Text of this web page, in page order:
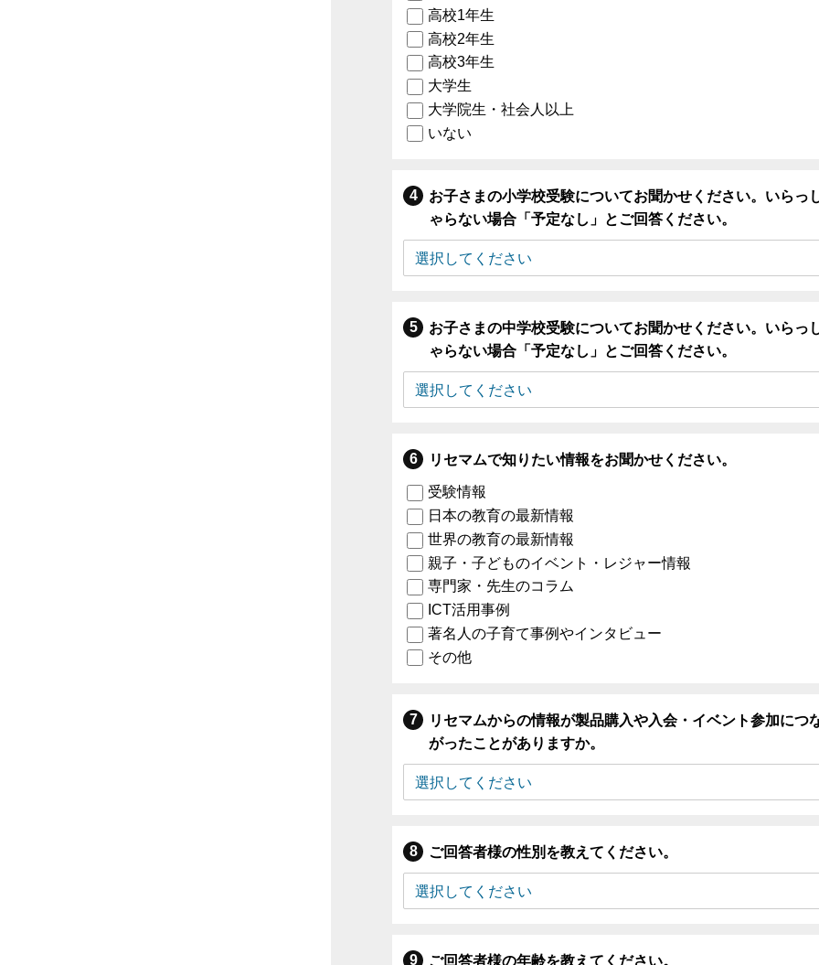
高校1年生
高校2年生
高校3年生
大学生
大学院生・社会人以上
いない
お子さまの小学校受験についてお聞かせください。いらっ
ゃらない場合「予定なし」とご回答ください。
お子さまの中学校受験についてお聞かせください。いらっ
ゃらない場合「予定なし」とご回答ください。
リセマムで知りたい情報をお聞かせください。
受験情報
日本の教育の最新情報
世界の教育の最新情報
親子・子どものイベント・レジャー情報
専門家・先生のコラム
ICT活用事例
著名人の子育て事例やインタビュー
その他
リセマムからの情報が製品購入や入会・イベント参加につ
がったことがありますか。
ご回答者様の性別を教えてください。
ご回答者様の年齢を教えてください。